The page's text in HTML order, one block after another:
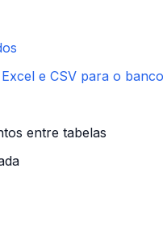
e CSV para o banco
entre tabelas